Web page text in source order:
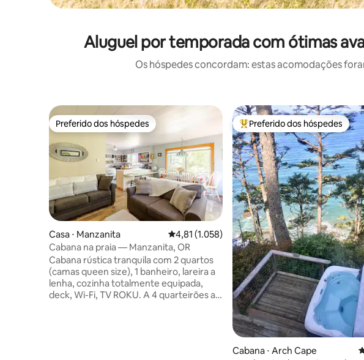
Aluguel por temporada com ótimas
Os hóspedes concordam: estas acomodações
Preferido dos hóspedes
Preferido dos hóspedes
Casa ⋅ Manzanita 4,81 de uma avaliação média de 5, 1.058
4,81 (1.058)
Cabana na praia — Manzanita, OR
Cabana rústica tranquila com 2 quartos
(camas queen size), 1 banheiro, lareira a
lenha, cozinha totalmente equipada,
deck, Wi-Fi, TV ROKU. A 4 quarteirões a
Entre os melhores preferidos
Preferido dos hóspedes
Cabana ⋅ Arch Cape